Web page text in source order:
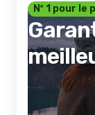
Nº 1 pour le